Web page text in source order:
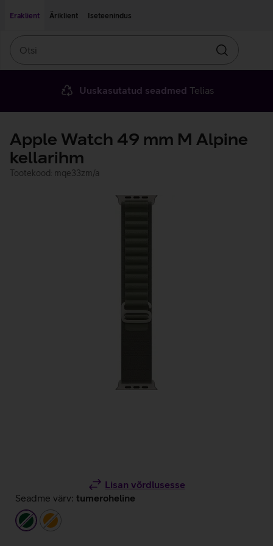
Eraklient
Äriklient Iseteenindus
Otsin
Uuskasutatud seadmed Telias
Apple Watch 49 mm M Alpine
kellarihm
Tootekood: mqe33zm/a
Lisan võrdlusesse
Seadme värv: tumeroheline
tumeroheline
oranž